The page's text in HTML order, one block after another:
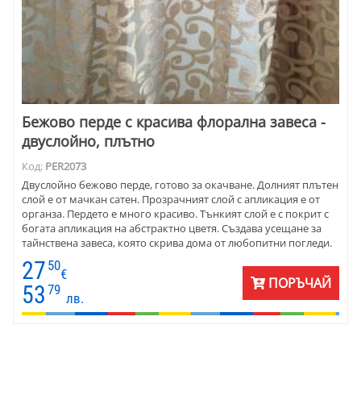
Бежово перде с красива флорална завеса -
двуслойно, плътно
Код: PER2073
Двуслойно бежово перде, готово за окачване. Долният плътен
слой е от мачкан сатен. Прозрачният слой с апликация е от
органза. Пердето е много красиво. Тънкият слой е с покрит с
богата апликация на абстрактно цветя. Създава усещане за
тайнствена завеса, която скрива дома от любопитни погледи.
Има атмосфера на загадъчност. Пердето приглушава
светлината и дава допълнителен чар на стаята.
27 50
€
53 79
лв.
ПОРЪЧАЙ